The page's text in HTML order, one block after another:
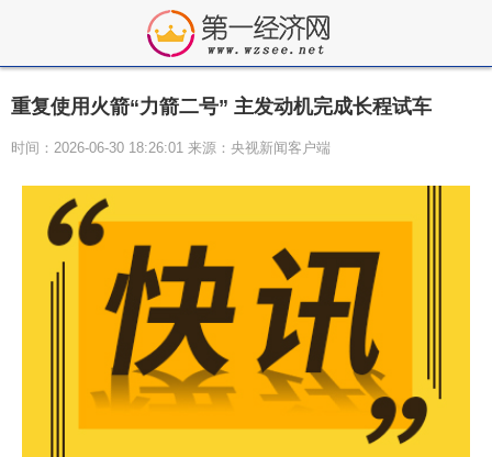
重复使用火箭“力箭二号” 主发动机完成长程试车
时间：2026-06-30 18:26:01 来源：央视新闻客户端